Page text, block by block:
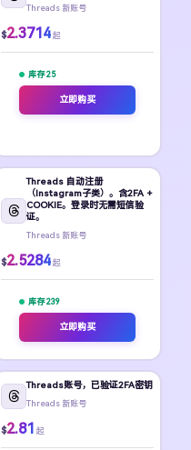
Threads 新账号
$2.3714 起
库存 25
立即购买
Threads 自动注册
（Instagram子类）。含2FA +
COOKIE。登录时无需短信验
证。
Threads 新账号
$2.5284 起
库存 239
立即购买
Threads账号，已验证2FA密钥
Threads 新账号
$2.81 起